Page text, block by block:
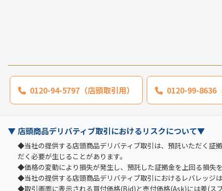
0120-94-5797（店頭取引用） 0120-99-8636
▼ 店頭商品デリバティブ取引におけるリスクについて▼
◆当社の提供する店頭商品デリバティブ取引は、預託いただく証
だく必要が生じることがあります。
◆価格の変動により損失が発生し、預託した証拠金を上回る損失
◆当社の提供する店頭商品デリバティブ取引におけるレバレッジは
◆取引画面に表示される買付価格(Bid)と売付価格(Ask)には差(スプ